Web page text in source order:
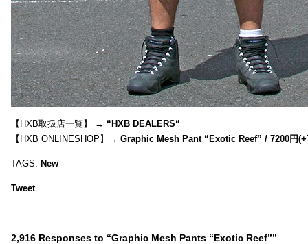
【HXB取扱店一覧】 → “HXB DEALERS“
【HXB ONLINESHOP】→ Graphic Mesh Pant “Exotic Reef” / 7200円
TAGS: New
Tweet
2,916 Responses to “Graphic Mesh Pants “Exotic Reef””